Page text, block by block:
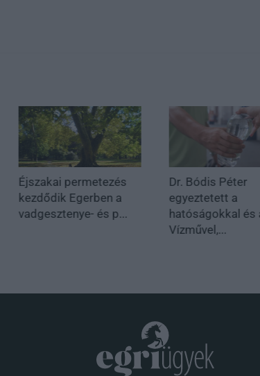
Éjszakai permetezés
kezdődik Egerben a
vadgesztenye- és p...
Dr. Bódis Péter
egyeztetett a
hatóságokkal és
Vízművel,...